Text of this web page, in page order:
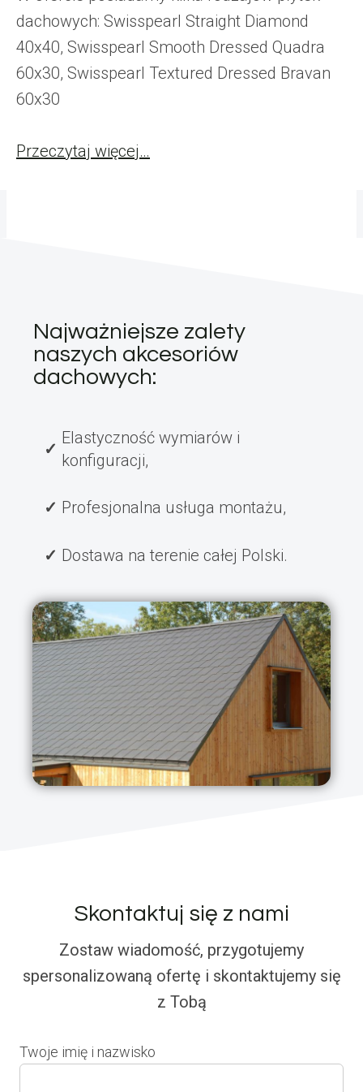
dachowych: Swisspearl Straight Diamond
40x40, Swisspearl Smooth Dressed Quadra
60x30, Swisspearl Textured Dressed Bravan
60x30
Przeczytaj więcej…
Najważniejsze zalety
naszych akcesoriów
dachowych:
Elastyczność wymiarów i
konfiguracji,
Profesjonalna usługa montażu,
Dostawa na terenie całej Polski.
Skontaktuj się z nami
Zostaw wiadomość, przygotujemy
spersonalizowaną ofertę i skontaktujemy się
z Tobą
Twoje imię i nazwisko